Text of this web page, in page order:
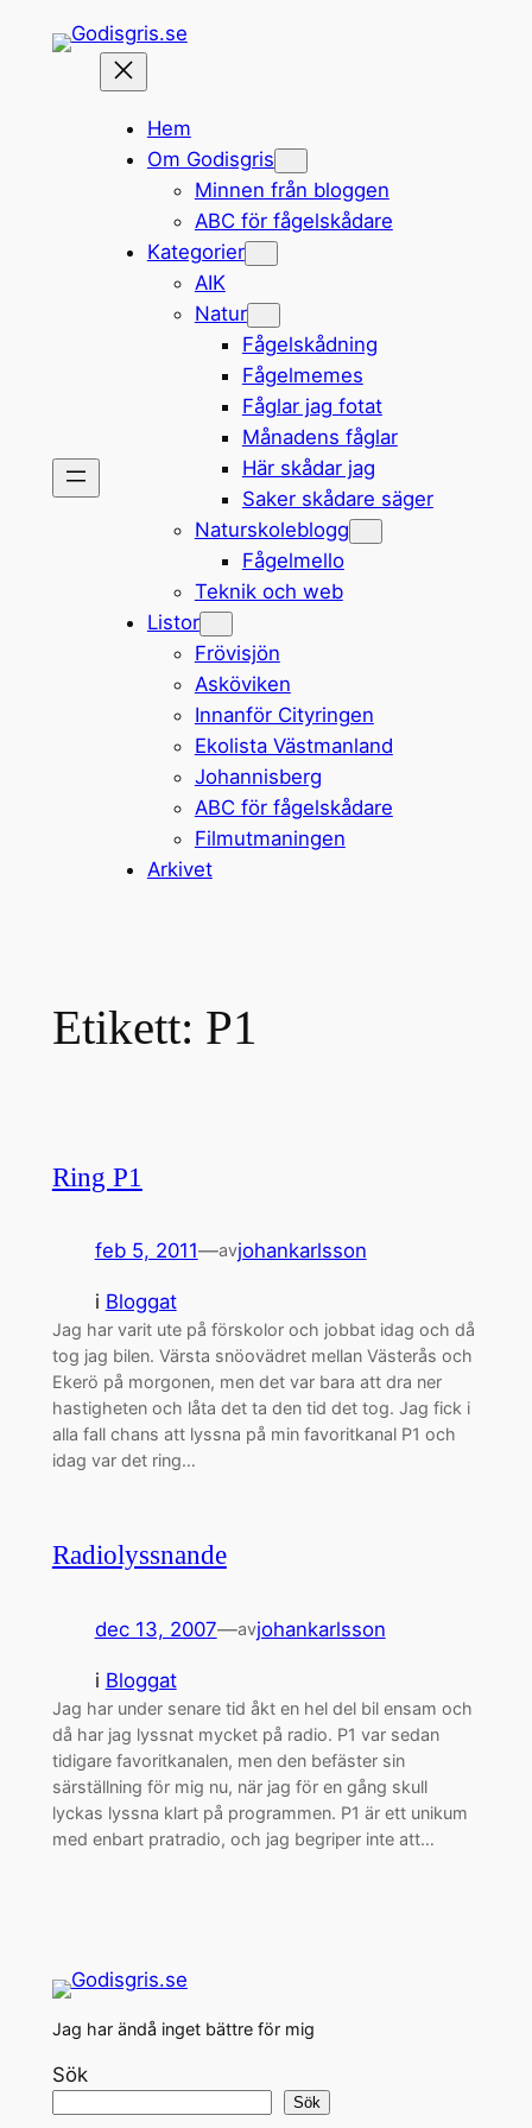
Hem
Om Godisgris
Minnen från bloggen
ABC för fågelskådare
Kategorier
AIK
Natur
Fågelskådning
Fågelmemes
Fåglar jag fotat
Månadens fåglar
Här skådar jag
Saker skådare säger
Naturskoleblogg
Fågelmello
Teknik och web
Listor
Frövisjön
Asköviken
Innanför Cityringen
Ekolista Västmanland
Johannisberg
ABC för fågelskådare
Filmutmaningen
Arkivet
Etikett: P1
Ring P1
feb 5, 2011—avjohankarlsson
i Bloggat
Jag har varit ute på förskolor och jobbat idag och då
tog jag bilen. Värsta snöovädret mellan Västerås och
Ekerö på morgonen, men det var bara att dra ner
hastigheten och låta det ta den tid det tog. Jag fick i
alla fall chans att lyssna på min favoritkanal P1 och
idag var det ring…
Radiolyssnande
dec 13, 2007—avjohankarlsson
i Bloggat
Jag har under senare tid åkt en hel del bil ensam och
då har jag lyssnat mycket på radio. P1 var sedan
tidigare favoritkanalen, men den befäster sin
särställning för mig nu, när jag för en gång skull
lyckas lyssna klart på programmen. P1 är ett unikum
med enbart pratradio, och jag begriper inte att…
Jag har ändå inget bättre för mig
Sök
Sök